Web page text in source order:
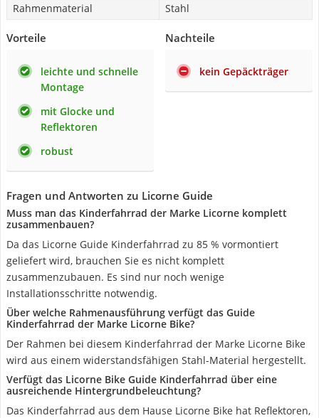
Rahmenmaterial
Stahl
Vorteile
leichte und schnelle
Montage
mit Glocke und
Reflektoren
robust
Nachteile
kein Gepäckträger
Fragen und Antworten zu Licorne Guide
Muss man das Kinderfahrrad der Marke Licorne komplett
zusammenbauen?
Da das Licorne Guide Kinderfahrrad zu 85 % vormontiert
geliefert wird, brauchen Sie es nicht komplett
zusammenzubauen. Es sind nur noch wenige
Installationsschritte notwendig.
Über welche Rahmenausführung verfügt das Guide
Kinderfahrrad der Marke Licorne Bike?
Der Rahmen bei diesem Kinderfahrrad der Marke Licorne Bike
wird aus einem widerstandsfähigen Stahl-Material hergestellt.
Verfügt das Licorne Bike Guide Kinderfahrrad über eine
ausreichende Hintergrundbeleuchtung?
Das Kinderfahrrad aus dem Hause Licorne Bike hat Reflektoren,